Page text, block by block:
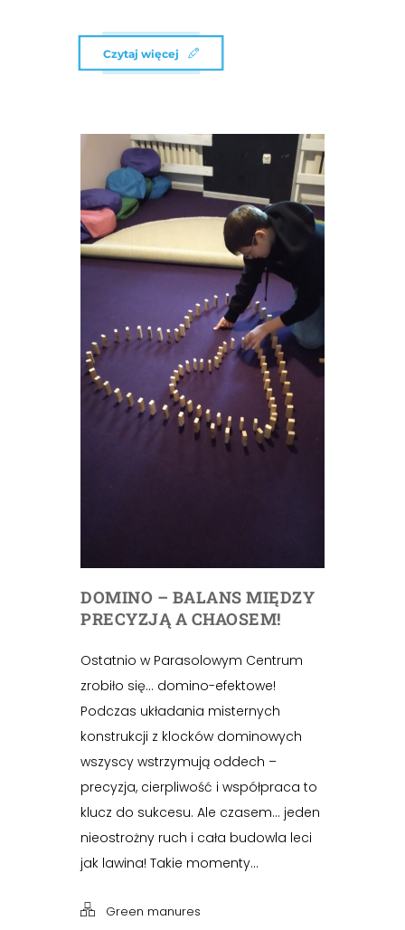
Czytaj więcej
DOMINO – BALANS MIĘDZY
PRECYZJĄ A CHAOSEM!
Ostatnio w Parasolowym Centrum
zrobiło się… domino-efektowe!
Podczas układania misternych
konstrukcji z klocków dominowych
wszyscy wstrzymują oddech –
precyzja, cierpliwość i współpraca to
klucz do sukcesu. Ale czasem… jeden
nieostrożny ruch i cała budowla leci
jak lawina! Takie momenty...
Green manures